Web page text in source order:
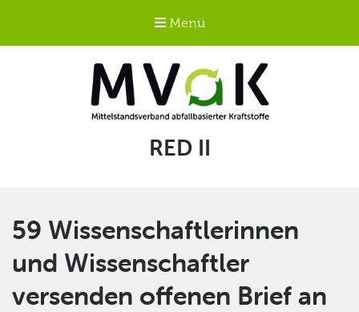
Menü
Mittelstandsverband
abfallbasierter
Schlagwort:
RED II
59 Wissenschaftlerinnen
und Wissenschaftler
versenden offenen Brief an